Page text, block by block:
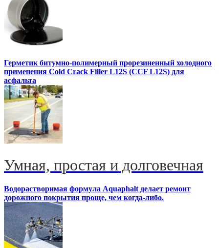
Герметик битумно-полимерный прорезиненный холодного
применения Cold Crack Filler L12S (ССF L12S) для
асфальта
Умная, простая и долговечная
Водорастворимая формула Aquaphalt делает ремонт
дорожного покрытия проще, чем когда-либо.